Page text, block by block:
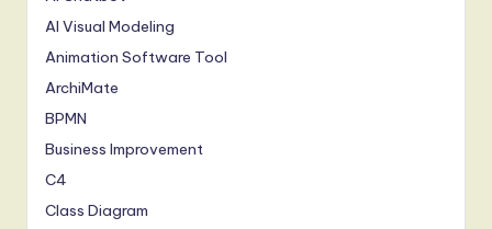
AI Visual Modeling
Animation Software Tool
ArchiMate
BPMN
Business Improvement
C4
Class Diagram